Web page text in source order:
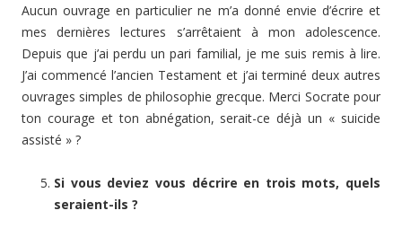
Aucun ouvrage en particulier ne m’a donné envie d’écrire et
mes dernières lectures s’arrêtaient à mon adolescence.
Depuis que j’ai perdu un pari familial, je me suis remis à lire.
J’ai commencé l’ancien Testament et j’ai terminé deux autres
ouvrages simples de philosophie grecque. Merci Socrate pour
ton courage et ton abnégation, serait-ce déjà un « suicide
assisté » ?
Si vous deviez vous décrire en trois mots, quels
seraient-ils ?